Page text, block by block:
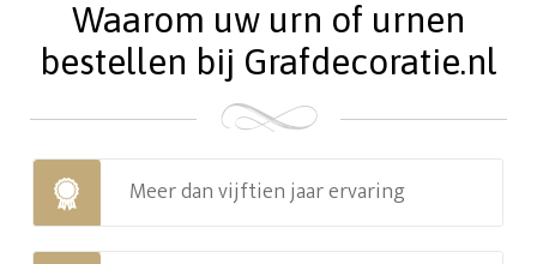
Waarom uw urn of urnen
bestellen bij Grafdecoratie.nl
Meer dan vijftien jaar ervaring